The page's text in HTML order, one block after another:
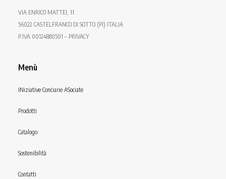
VIA ENRICO MATTEI, 11
56022 CASTELFRANCO DI SOTTO (PI) ITALIA
P.IVA 00124880501 – PRIVACY
Menù
INiziative Conciarie ASociate
Prodotti
Catalogo
Sostenibilità
Contatti